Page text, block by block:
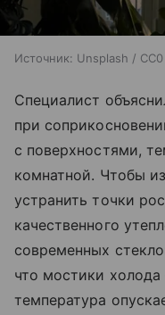
Источник: Unsplash / CC0
Специалист
при
с поверхностями,
комнатной. Чтобы
устранить точки
качественного
современных
что мостики
температура